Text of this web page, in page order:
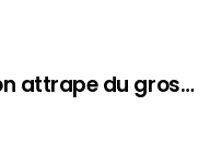
attrape du gros…